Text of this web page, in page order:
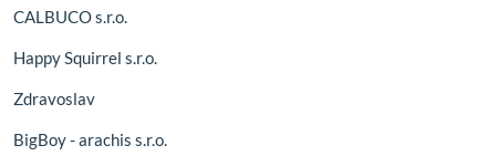
CALBUCO s.r.o.
Happy Squirrel s.r.o.
Zdravoslav
BigBoy - arachis s.r.o.